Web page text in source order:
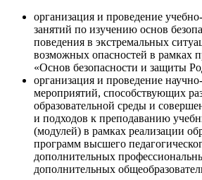
организация и проведение
занятий по изучению основ
поведения в экстремальных
возможных опасностей в рамках
«Основ безопасности и защиты
организация и проведение
мероприятий, способствующих
образовательной среды и
и подходов к преподаванию
(модулей) в рамках реализации
программ высшего
дополнительных
дополнительных